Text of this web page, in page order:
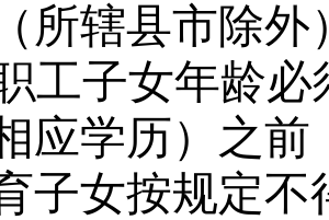
所辖县市除
工子女年龄必
应学历）之
子女按规定不